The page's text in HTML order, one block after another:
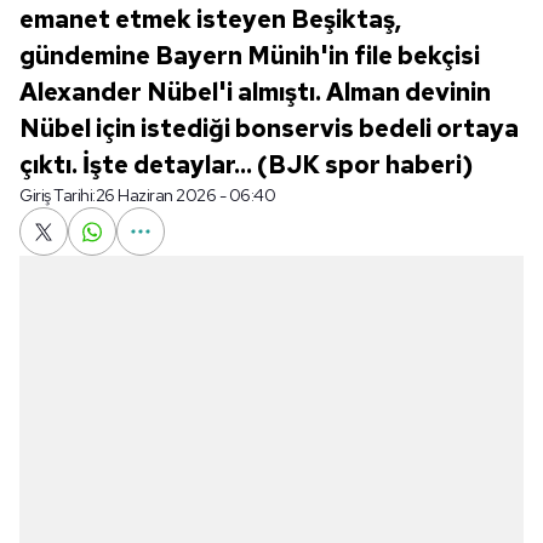
emanet etmek isteyen Beşiktaş,
gündemine Bayern Münih'in file bekçisi
Alexander Nübel'i almıştı. Alman devinin
Nübel için istediği bonservis bedeli ortaya
çıktı. İşte detaylar... (BJK spor haberi)
Giriş Tarihi:26 Haziran 2026 - 06:40